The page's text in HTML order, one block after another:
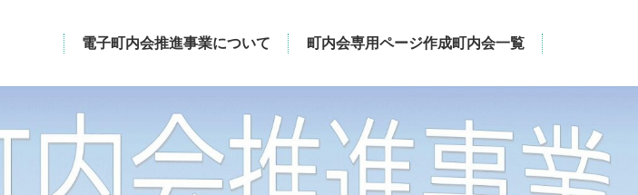
電子町内会推進事業について 町内会専用ページ作成町内会一覧